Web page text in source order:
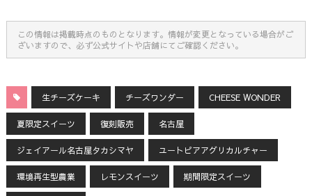
この情報は掲載時点のものとなります。情報が変更となっている場合がご
ざいますので、必ず公式サイトや店舗にてご確認ください。
生チーズケーキ チーズワンダー CHEESE WONDER
夏限定スイーツ 復刻販売 名古屋
ジェイアール名古屋タカシマヤ ユートピアアグリカルチャー
環境再生型農業 レモンスイーツ 期間限定スイーツ